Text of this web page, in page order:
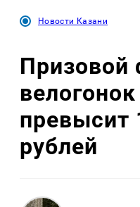
Новости Казани
Призовой
превысит
рублей